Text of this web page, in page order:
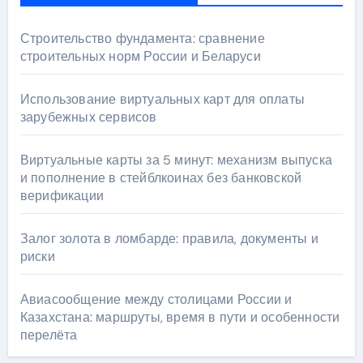
Строительство фундамента: сравнение
строительных норм России и Беларуси
Использование виртуальных карт для оплаты
зарубежных сервисов
Виртуальные карты за 5 минут: механизм выпуска
и пополнение в стейблкоинах без банковской
верификации
Залог золота в ломбарде: правила, документы и
риски
Авиасообщение между столицами России и
Казахстана: маршруты, время в пути и особенности
перелёта